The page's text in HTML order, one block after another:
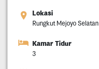
Lokasi
Rungkut Mejoyo Selatan
Kamar Tidur
3